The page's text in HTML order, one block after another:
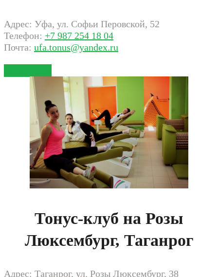
Адрес: Уфа, ул. Софьи Перовской, 52
Телефон: +7 987 254 18 04
Почта: ufa.tonus@yandex.ru
Тонус-клуб на Розы
Люксембург, Таганрог
Адрес: Таганрог, ул. Розы Люксембург, 38